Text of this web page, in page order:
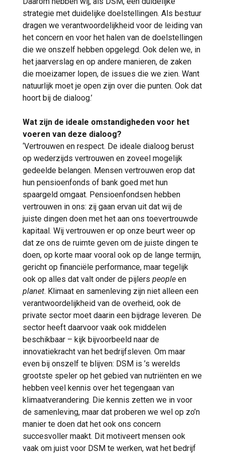
strategie met duidelijke doelstellingen. Als bestuur
dragen we verantwoordelijkheid voor de leiding van
het concern en voor het halen van de doelstellingen
die we onszelf hebben opgelegd. Ook delen we, in
het jaarverslag en op andere manieren, de zaken
die moeizamer lopen, de issues die we zien. Want
natuurlijk moet je open zijn over die punten. Ook dat
hoort bij de dialoog.’
Wat zijn de ideale omstandigheden voor het
voeren van deze dialoog?
‘Vertrouwen en respect. De ideale dialoog berust
op wederzijds vertrouwen en zoveel mogelijk
gedeelde belangen. Mensen vertrouwen erop dat
hun pensioenfonds of bank goed met hun
spaargeld omgaat. Pensioenfondsen hebben
vertrouwen in ons: zij gaan ervan uit dat wij de
juiste dingen doen met het aan ons toevertrouwde
kapitaal. Wij vertrouwen er op onze beurt weer op
dat ze ons de ruimte geven om de juiste dingen te
doen, op korte maar vooral ook op de lange termijn,
gericht op financiële performance, maar tegelijk
ook op alles dat valt onder de pijlers people en
planet. Klimaat en samenleving zijn niet alleen een
verantwoordelijkheid van de overheid, ook de
private sector moet daarin een bijdrage leveren. De
sector heeft daarvoor vaak ook middelen
beschikbaar – kijk bijvoorbeeld naar de
innovatiekracht van het bedrijfsleven. Om maar
even bij onszelf te blijven: DSM is ’s werelds
grootste speler op het gebied van nutriënten en we
hebben veel kennis over het tegengaan van
klimaatverandering. Die kennis zetten we in voor
de samenleving, maar dat proberen we wel op zo’n
manier te doen dat het ook ons concern
succesvoller maakt. Dit motiveert mensen ook
vaak om juist voor DSM te werken, wat het bedrijf